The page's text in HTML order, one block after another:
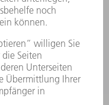
Uhr
App Mo - Fr:
- 12:00 Uhr